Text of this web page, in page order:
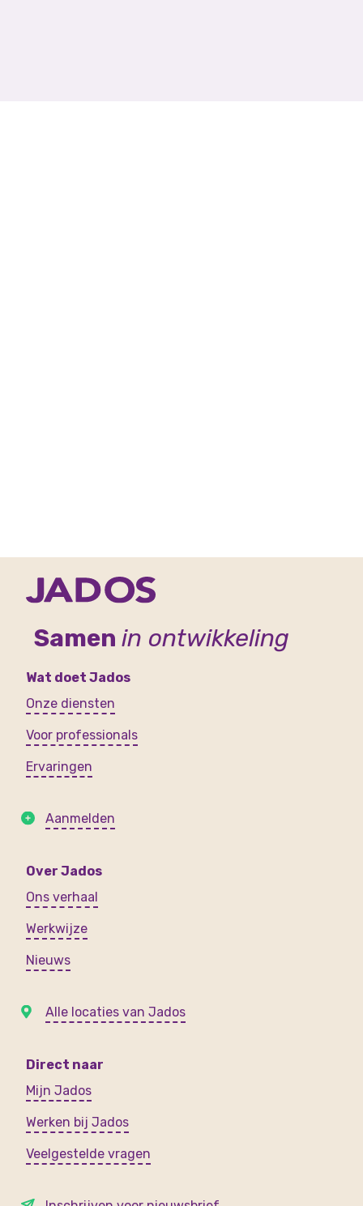
Samen in ontwikkeling
Wat doet Jados
Onze diensten
Voor professionals
Ervaringen
Aanmelden
Over Jados
Ons verhaal
Werkwijze
Nieuws
Alle locaties van Jados
Direct naar
Mijn Jados
Werken bij Jados
Veelgestelde vragen